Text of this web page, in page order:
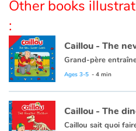
Blog
Learn french with Storyplay'r
French book lists for children
Reading for children
Other books
:
Caillou - The
Ce livre est
Ages 3-5 - 4 min
Caillou - The
Caillou sait quoi